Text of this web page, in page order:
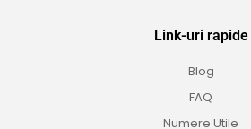
Link-uri rapide
Blog
FAQ
Numere Utile